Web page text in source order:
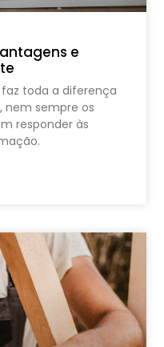
e
toda a diferença
nem sempre os
responder às